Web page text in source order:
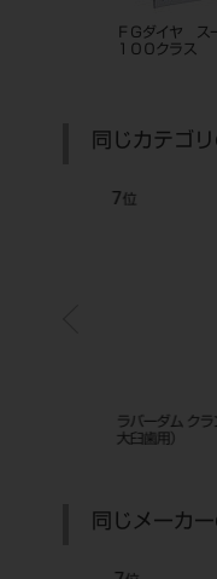
ＦＧダイヤ ス
１００クラス
同じカテゴ
7 位
ラバーダム ク
大臼歯用）
同じメーカ